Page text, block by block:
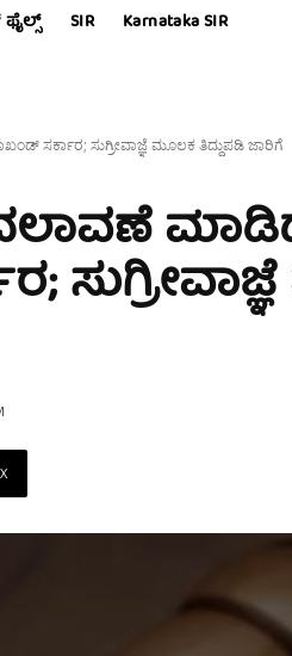
SIR Karnataka SIR
ಸರ್ಕಾರ; ಸುಗ್ರೀವಾಜ್ಞೆ ಮೂಲಕ ತಿದ್ದುಪಡಿ ಜಾರಿಗೆ
X